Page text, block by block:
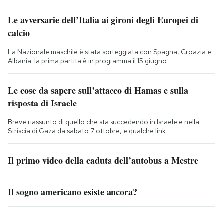
Le avversarie dell’Italia ai gironi degli Europei di
calcio
La Nazionale maschile è stata sorteggiata con Spagna, Croazia e
Albania: la prima partita è in programma il 15 giugno
Le cose da sapere sull’attacco di Hamas e sulla
risposta di Israele
Breve riassunto di quello che sta succedendo in Israele e nella
Striscia di Gaza da sabato 7 ottobre, e qualche link
Il primo video della caduta dell’autobus a Mestre
Il sogno americano esiste ancora?